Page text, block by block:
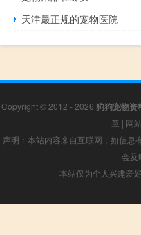
天津最正规的宠物医院
Copyright © 2012 - 2026 狗狗宠物资
章 | 网
声明：本站内容来自互联网，如信息
会及
本站仅为个人兴趣爱